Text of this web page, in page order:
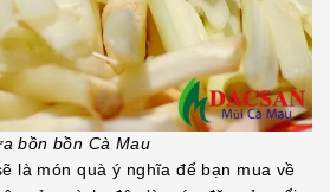
bồn bồn Cà Mau
là món quà ý nghĩa để bạn mua về